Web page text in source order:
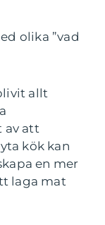
olika ”vad
allt
av att
kök kan
en mer
laga mat